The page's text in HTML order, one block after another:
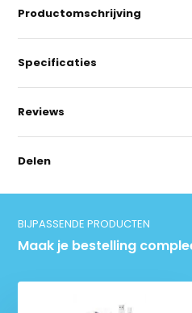
Productomschrijving
Specificaties
Reviews
Delen
BIJPASSENDE PRODUCTEN
Maak je bestelling